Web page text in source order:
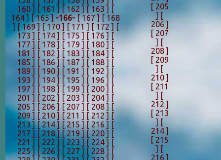
[ 205
] [
206 ]
[ 207
] [
208 ]
[ 209
] [
210 ]
[ 211
] [
212 ]
[ 213
] [
214 ]
[ 215
] [
216 ]
160 ] [ 161 ][ 162 ][ 163 ] [
164 ] [ 165 ]-166-[ 167 ][ 168
] [ 169 ][ 170 ][ 171 ] [ 172 ][
173 ] [ 174 ] [ 175 ] [ 176 ] [
177 ] [ 178 ] [ 179 ] [ 180 ] [
181 ] [ 182 ] [ 183 ] [ 184 ] [
185 ] [ 186 ] [ 187 ] [ 188 ] [
189 ] [ 190 ] [ 191 ] [ 192 ] [
193 ] [ 194 ] [ 195 ] [ 196 ] [
197 ] [ 198 ] [ 199 ] [ 200 ] [
201 ] [ 202 ] [ 203 ] [ 204 ] [
205 ] [ 206 ] [ 207 ] [ 208 ] [
209 ] [ 210 ] [ 211 ] [ 212 ] [
213 ][ 214 ][ 215 ][ 216 ] [
217 ] [ 218 ][ 219 ][ 220 ] [
221 ] [ 222 ] [ 223 ] [ 224 ] [
225 ][ 226 ] [ 227 ] [ 228 ] [